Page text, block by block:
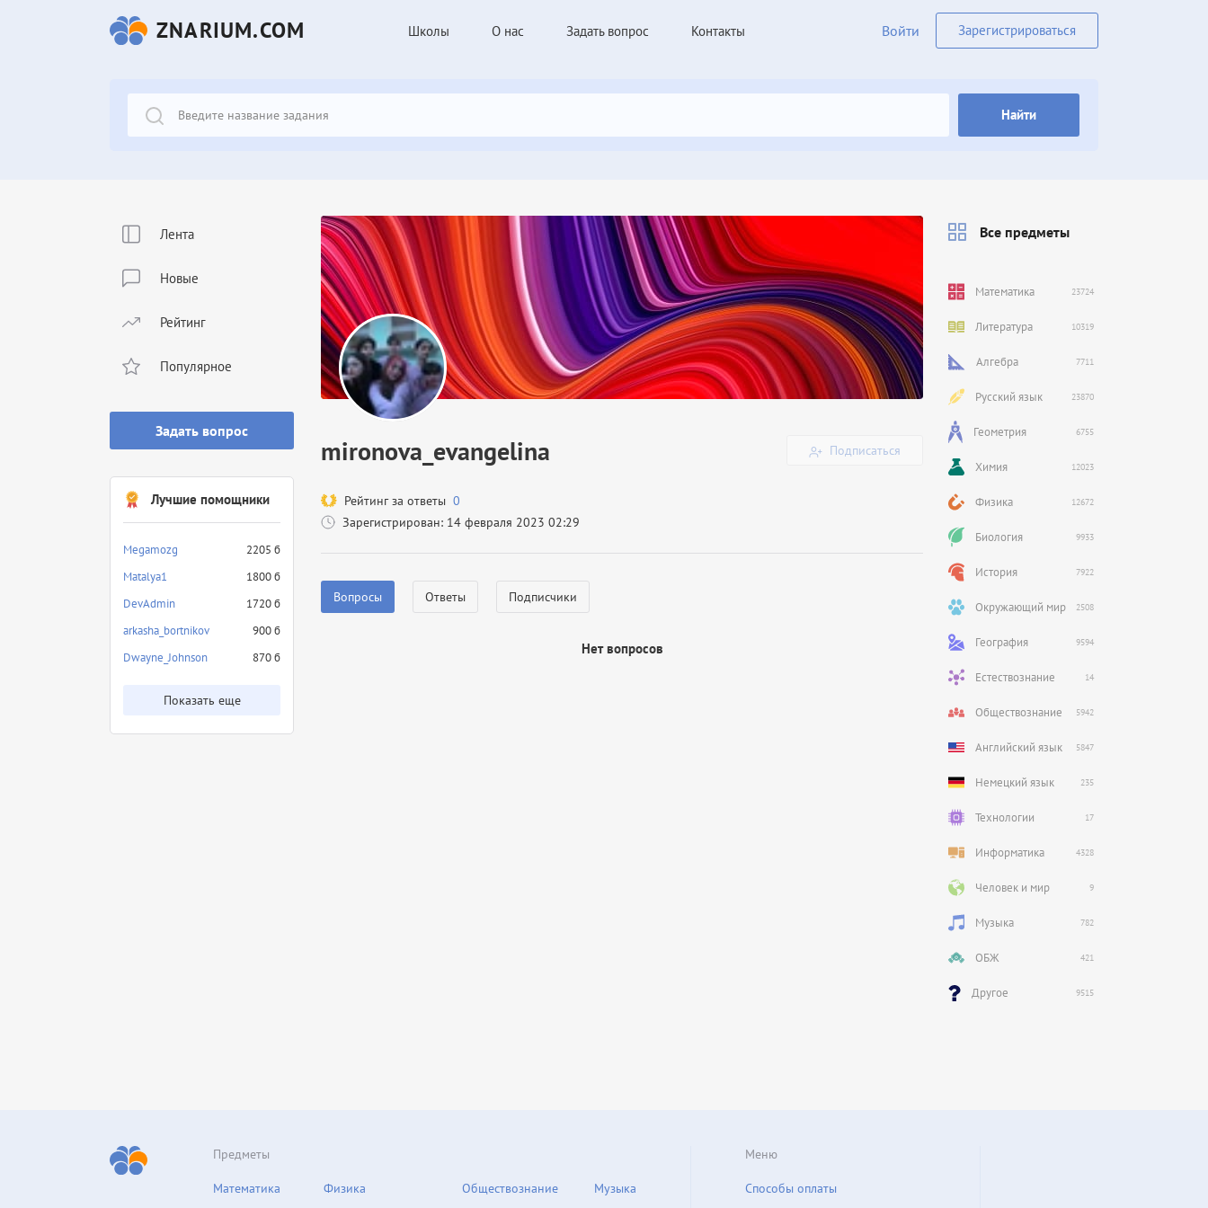
ZNARIUM.COM Школы О нас Задать вопрос Контакты Войти Зарегистрироваться
Найти
Лента
Новые
Рейтинг
Популярное
Задать вопрос
Лучшие помощники
Megamozg
2205 б
Matalya1
1800 б
DevAdmin
1720 б
arkasha_bortnikov
900 б
Dwayne_Johnson
870 б
Показать еще
mironova_evangelina Подписаться
Рейтинг за ответы 0
Зарегистрирован: 14 февраля 2023 02:29
Вопросы Ответы Подписчики
Нет вопросов
Все предметы
Математика 23724
Литература 10319
Алгебра 7711
Русский язык 23870
Геометрия 6755
Химия 12023
Физика 12672
Биология 9933
История 7922
Окружающий мир 2508
География 9594
Естествознание 14
Обществознание 5942
Английский язык 5847
Немецкий язык 235
Технологии 17
Информатика 4328
Человек и мир 9
Музыка 782
ОБЖ 421
Другое 9515
Предметы
Математика
Физика
Обществознание
Музыка
Меню
Способы оплаты